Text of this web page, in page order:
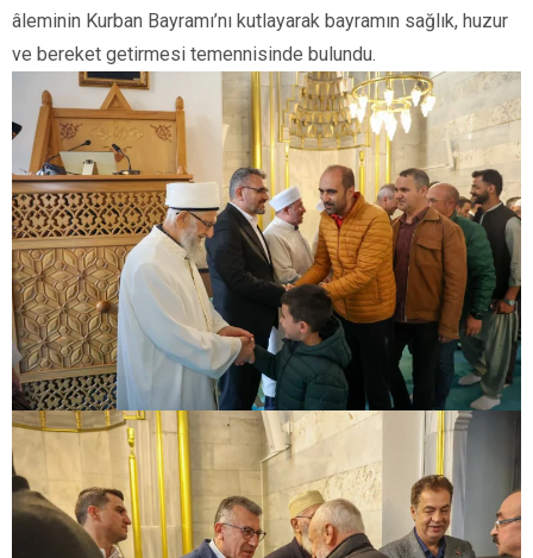
âleminin Kurban Bayramı’nı kutlayarak bayramın sağlık, huzur
ve bereket getirmesi temennisinde bulundu.